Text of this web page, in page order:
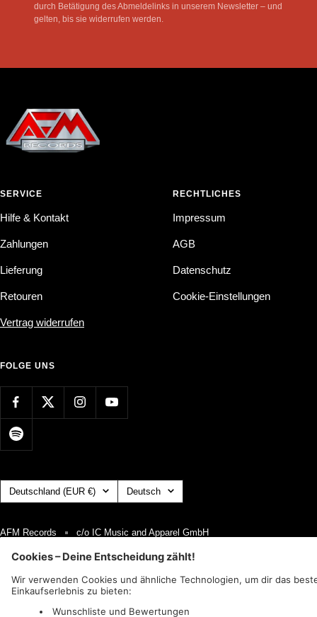
durch Betätigung des Abmeldelinks in unserem Newsletter – und
gelten, bis sie widerrufen werden.
SERVICE
Hilfe & Kontakt
Zahlungen
Lieferung
Retouren
Vertrag widerrufen
RECHTLICHES
Impressum
AGB
Datenschutz
Cookie-Einstellungen
FOLGE UNS
Land/Region Deutschland (EUR €) Sprache
Deutsch
AFM Records c/o IC Music and Apparel GmbH